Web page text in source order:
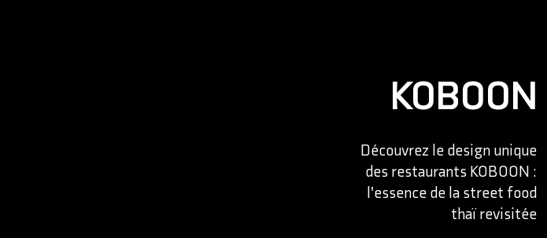
KOBOON
Découvrez le design unique
des restaurants KOBOON :
l'essence de la street food
thaï revisitée